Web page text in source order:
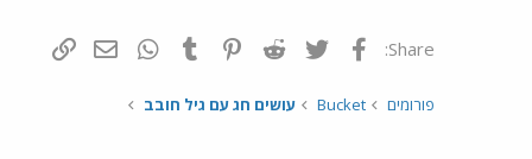
Share: פייסבוק Twitter
Reddit
Pinterest
Tumblr
WhatsApp
דואר
פורומים Bucket עושים חג עם גיל חובב